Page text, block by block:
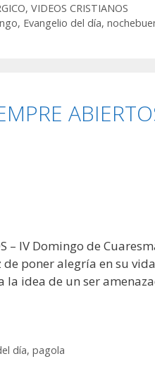
,VIDEOS CRISTIANOS
, Evangelio del día,
– IV Domingo de
poner alegría en su
idea de un ser
día,pagola